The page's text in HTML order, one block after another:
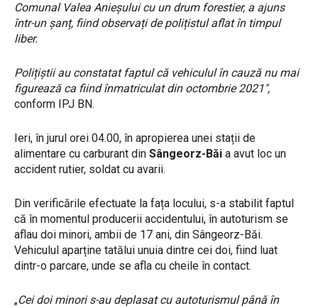
Comunal Valea Anieșului cu un drum forestier, a ajuns
într-un șanț, fiind observați de polițistul aflat în timpul
liber.
Polițiștii au constatat faptul că vehiculul în cauză nu mai
figurează ca fiind înmatriculat din octombrie 2021″,
conform IPJ BN.
Ieri, în jurul orei 04.00, în apropierea unei stații de
alimentare cu carburant din Sângeorz-Băi a avut loc un
accident rutier, soldat cu avarii.
Din verificările efectuate la fața locului, s-a stabilit faptul
că în momentul producerii accidentului, în autoturism se
aflau doi minori, ambii de 17 ani, din Sângeorz-Băi.
Vehiculul aparține tatălui unuia dintre cei doi, fiind luat
dintr-o parcare, unde se afla cu cheile în contact.
„Cei doi minori s-au deplasat cu autoturismul până în